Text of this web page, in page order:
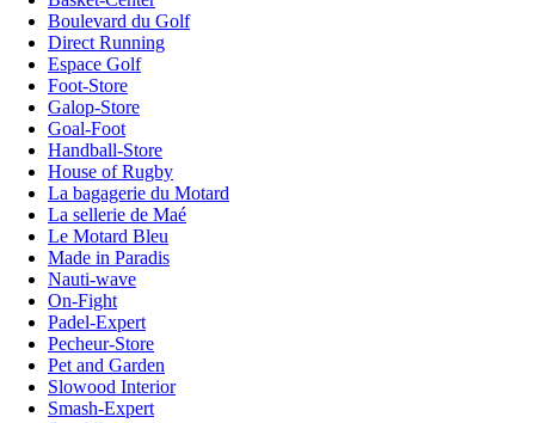
Boulevard du Golf
Direct Running
Espace Golf
Foot-Store
Galop-Store
Goal-Foot
Handball-Store
House of Rugby
La bagagerie du Motard
La sellerie de Maé
Le Motard Bleu
Made in Paradis
Nauti-wave
On-Fight
Padel-Expert
Pecheur-Store
Pet and Garden
Slowood Interior
Smash-Expert